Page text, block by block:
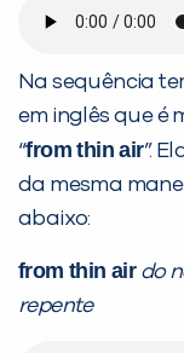
Na sequência
em inglês que é
“from thin air”.
da mesma
abaixo:
from thin air do
repente